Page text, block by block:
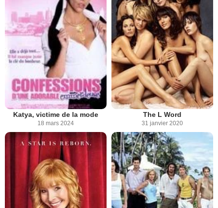
Katya, victime de la mode
18 mars 2024
The L Word
31 janvier 2020